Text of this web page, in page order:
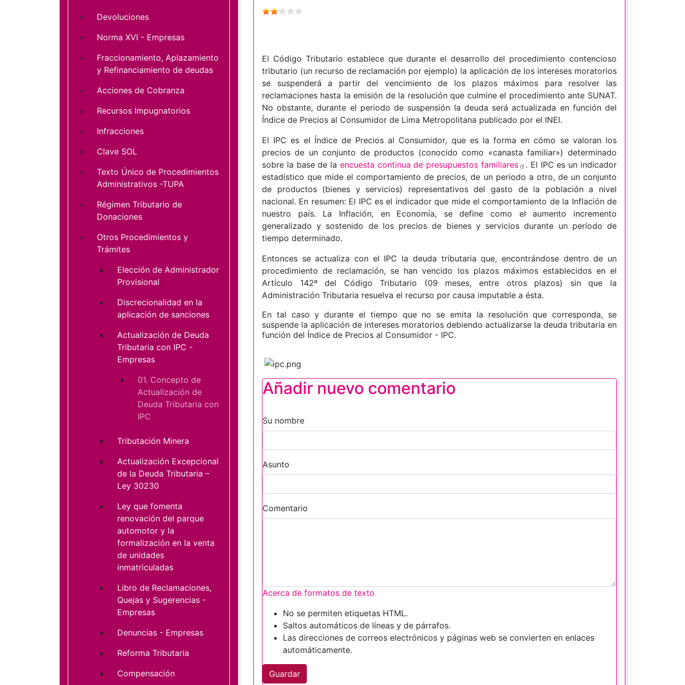
El Código Tributario establece que durante el desarrollo del procedimiento contencioso
tributario (un recurso de reclamación por ejemplo) la aplicación de los intereses moratorios
se suspenderá a partir del vencimiento de los plazos máximos para resolver las
reclamaciones hasta la emisión de la resolución que culmine el procedimiento ante SUNAT.
No obstante, durante el periodo de suspensión la deuda será actualizada en función del
Índice de Precios al Consumidor de Lima Metropolitana publicado por el INEI.
El IPC es el Índice de Precios al Consumidor, que es la forma en cómo se valoran los
precios de un conjunto de productos (conocido como «canasta familiar») determinado
sobre la base de la encuesta continua de presupuestos familiares . El IPCes un indicador
estadístico que mide el comportamiento de precios, de un periodo a otro, de un conjunto
de productos (bienes y servicios) representativos del gasto de la población a nivel
nacional. En resumen: El IPC es el indicador que mide el comportamiento de la Inflación de
nuestro país. La Inflación, en Economía, se define como el aumento incremento
generalizado y sostenido de los precios de bienes y servicios durante un período de
tiempo determinado.
Entonces se actualiza con el IPC la deuda tributaria que, encontrándose dentro de un
procedimiento de reclamación, se han vencido los plazos máximos establecidos en el
Artículo 142º del Código Tributario (09 meses, entre otros plazos) sin que la
Administración Tributaria resuelva el recurso por causa imputable a ésta.
En tal caso y durante el tiempo que no se emita la resolución que corresponda, se
suspende la aplicación de intereses moratorios debiendo actualizarse la deuda tributaria en
función del Índice de Precios al Consumidor - IPC.
Añadir nuevo comentario
Su nombre
Asunto
Comentario
Acerca de formatos de texto
No se permiten etiquetas HTML.
Saltos automáticos de líneas y de párrafos.
Las direcciones de correos electrónicos y páginas web se convierten en enlaces
automáticamente.
Guardar
Devoluciones
Norma XVI - Empresas
Fraccionamiento, Aplazamiento
y Refinanciamiento de deudas
Acciones de Cobranza
Recursos Impugnatorios
Infracciones
Clave SOL
Texto Único de Procedimientos
Administrativos -TUPA
Régimen Tributario de
Donaciones
Otros Procedimientos y
Trámites
Elección de Administrador
Provisional
Discrecionalidad en la
aplicación de sanciones
Actualización de Deuda
Tributaria con IPC -
Empresas
01. Concepto de
Actualización de
Deuda Tributaria con
IPC
Tributación Minera
Actualización Excepcional
de la Deuda Tributaria –
Ley 30230
Ley que fomenta
renovación del parque
automotor y la
formalización en la venta
de unidades
inmatriculadas
Libro de Reclamaciones,
Quejas y Sugerencias -
Empresas
Denuncias - Empresas
Reforma Tributaria
Compensación